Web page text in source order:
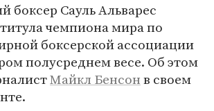
боксер Сауль Альварес
титула чемпиона мира по
боксерской ассоциации
полусреднем весе. Об этом
Майкл Бенсонв своем